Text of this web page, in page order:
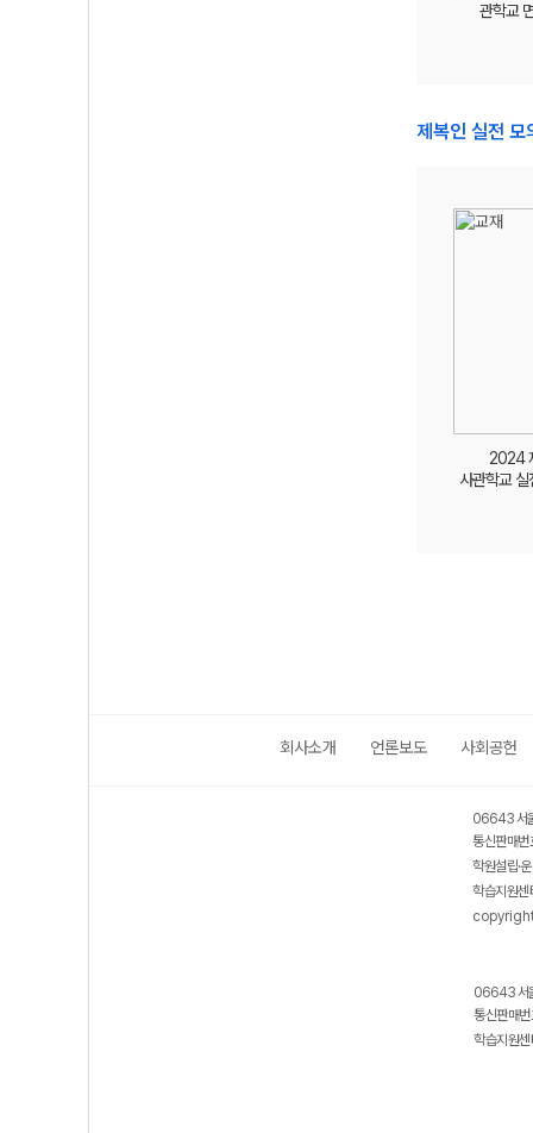
관학교
제복인 실전 모
2024
사관학교 실
회사소개 언론보도 사회공헌
06643 서
통신판매
학원설립·
학습지원
06643 서
통신판매
학습지원